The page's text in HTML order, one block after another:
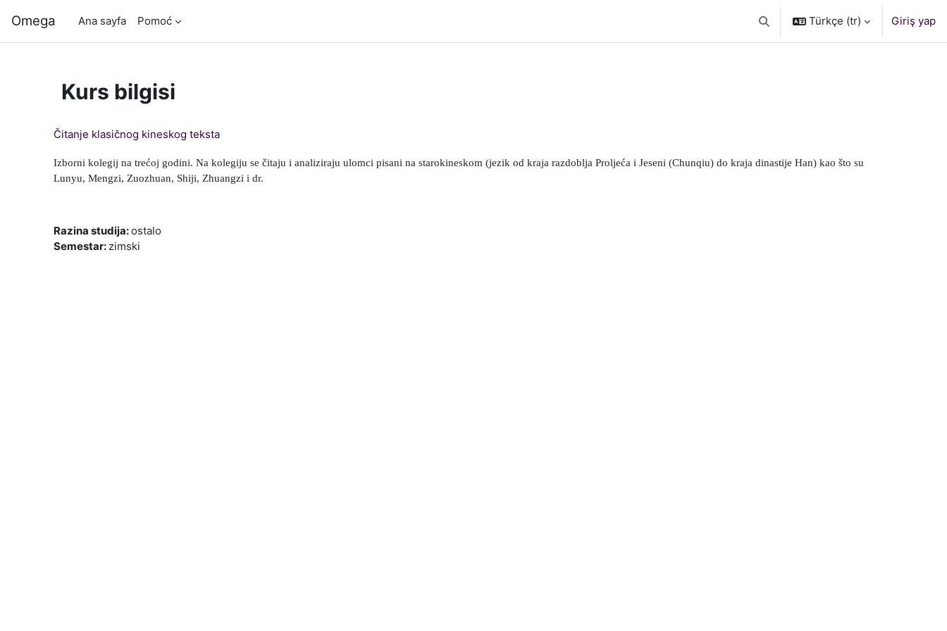
Omega Ana sayfa Pomoć Arama girişini değiştir
Türkçe ‎(tr)‎ Giriş yap
Kurs bilgisi
Čitanje klasičnog kineskog teksta
Izborni kolegij na trećoj godini. Na kolegiju se čitaju i analiziraju ulomci pisani na starokineskom (jezik od kraja razdoblja Proljeća i Jeseni (Chunqiu) do kraja dinastije Han) kao što su
Lunyu, Mengzi, Zuozhuan, Shiji, Zhuangzi i dr.
Razina studija:ostalo
Semestar: zimski